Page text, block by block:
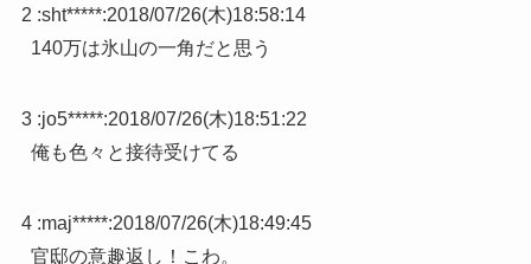
2 :sht*****:2018/07/26(木)18:58:14
140万は氷山の一角だと思う
3 :jo5*****:2018/07/26(木)18:51:22
俺も色々と接待受けてる
4 :maj*****:2018/07/26(木)18:49:45
官邸の意趣返し！こわ。